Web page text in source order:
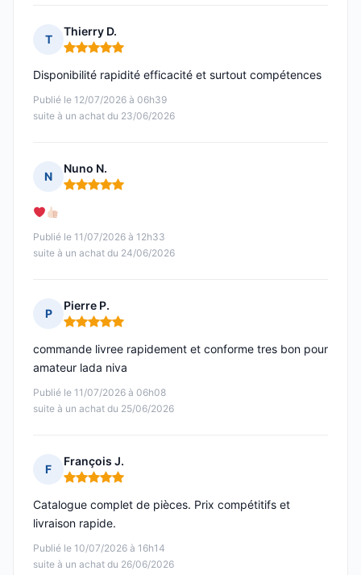
T
Thierry D.
Note : 5 sur 5
Publié le 12/07/2026 à 06h39
suite à un achat du 23/06/2026
Disponibilité rapidité efficacité et surtout compétences
N
Nuno N.
Note : 5 sur 5
Publié le 11/07/2026 à 12h33
suite à un achat du 24/06/2026
P
Pierre P.
Note : 5 sur 5
Publié le 11/07/2026 à 06h08
suite à un achat du 25/06/2026
commande livree rapidement et conforme tres bon pour
amateur lada niva
F
François J.
Note : 5 sur 5
Publié le 10/07/2026 à 16h14
suite à un achat du 26/06/2026
Catalogue complet de pièces. Prix compétitifs et
livraison rapide.